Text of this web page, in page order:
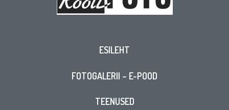
ESILEHT
FOTOGALERII – E-POOD
TEENUSED